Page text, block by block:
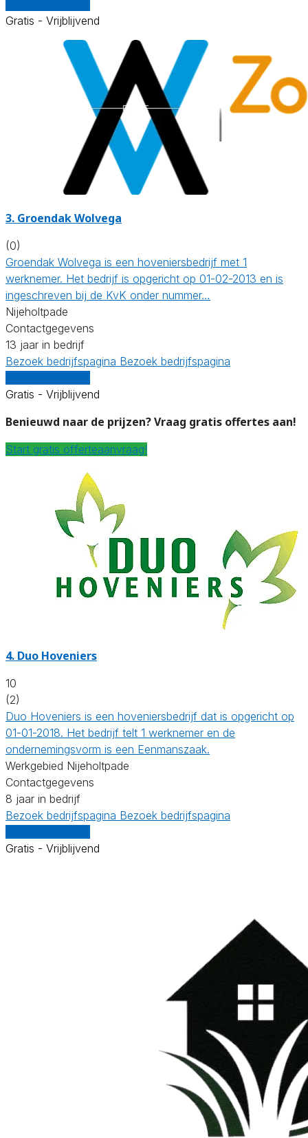
Gratis - Vrijblijvend
3. Groendak Wolvega
(0)
Groendak Wolvega is een hoveniersbedrijf met 1
werknemer. Het bedrijf is opgericht op 01-02-2013 en is
ingeschreven bij de KvK onder nummer…
Nijeholtpade
Contactgegevens
13 jaar in bedrijf
Bezoek bedrijfspagina Bezoek bedrijfspagina
Gratis - Vrijblijvend
Benieuwd naar de prijzen? Vraag gratis offertes aan!
Start gratis offerteaanvraag!
4. Duo Hoveniers
10
(2)
Duo Hoveniers is een hoveniersbedrijf dat is opgericht op
01-01-2018. Het bedrijf telt 1 werknemer en de
ondernemingsvorm is een Eenmanszaak.
Werkgebied Nijeholtpade
Contactgegevens
8 jaar in bedrijf
Bezoek bedrijfspagina Bezoek bedrijfspagina
Gratis - Vrijblijvend